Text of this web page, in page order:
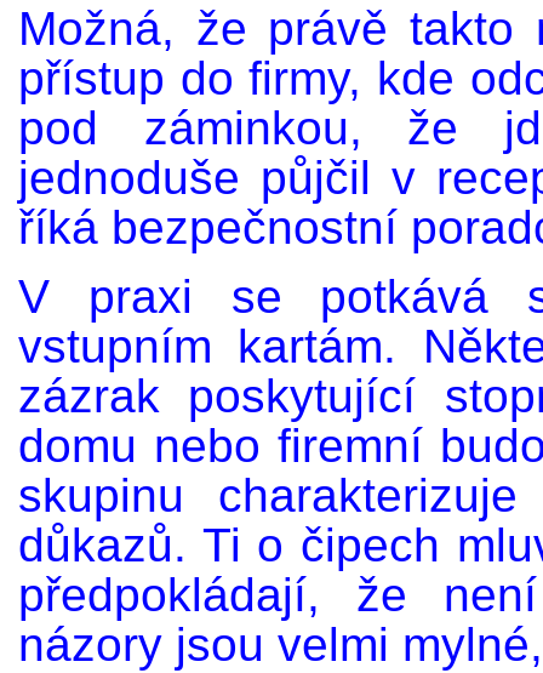
Možná, že právě takto
přístup do firmy, kde
pod záminkou, že
jednoduše půjčil v
říká bezpečnostní
V praxi se potkává
vstupním kartám.
zázrak poskytující
domu nebo firemní
skupinu
důkazů. Ti o čipech
předpokládají, že
názory jsou velmi